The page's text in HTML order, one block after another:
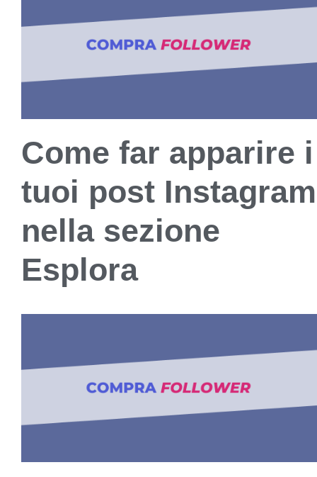
Come far apparire i
tuoi post Instagram
nella sezione
Esplora